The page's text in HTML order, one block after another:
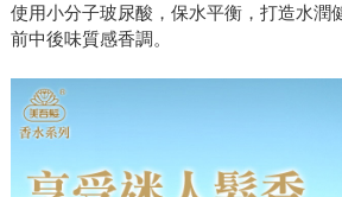
使用小分子玻尿酸，保水平衡，打造水潤
前中後味質感香調。